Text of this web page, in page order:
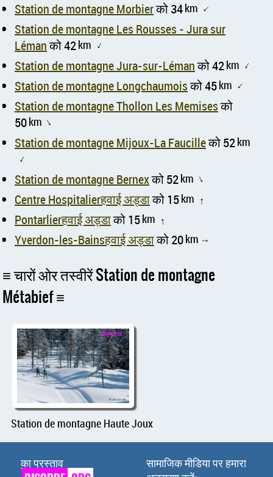
Station de montagne Morbierको 34km ↑
Station de montagne Les Rousses - Jura sur
Lémanको 42km ↑
Station de montagne Jura-sur-Lémanको 42km ↑
Station de montagne Longchaumoisको 45km ↑
Station de montagne Thollon Les Memisesको
50km ↑
Station de montagne Mijoux-La Faucilleको 52km
↑
Station de montagne Bernexको 52km ↑
Centre Hospitalierहवाई अड्डाको 15km ↑
Pontarlierहवाई अड्डाको 15km ↑
Yverdon-les-Bainsहवाई अड्डाको 20km ↑
चारों ओर तस्वीरें Station de montagne
Métabief
Station de montagne Haute Joux
का प्रस्ताव
सामाजिक मीडिया पर हमारा